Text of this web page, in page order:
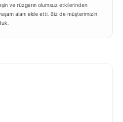
ve rüzgarın olumsuz etkilerinden
alanı elde etti. Biz de müşterimizin